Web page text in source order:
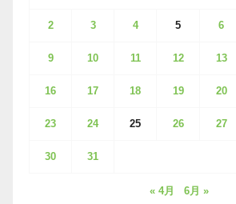
2 3 4 5 6
9 10 11 12 13
16 17 18 19 20
23 24 25 26 27
30 31
« 4月 6月 »